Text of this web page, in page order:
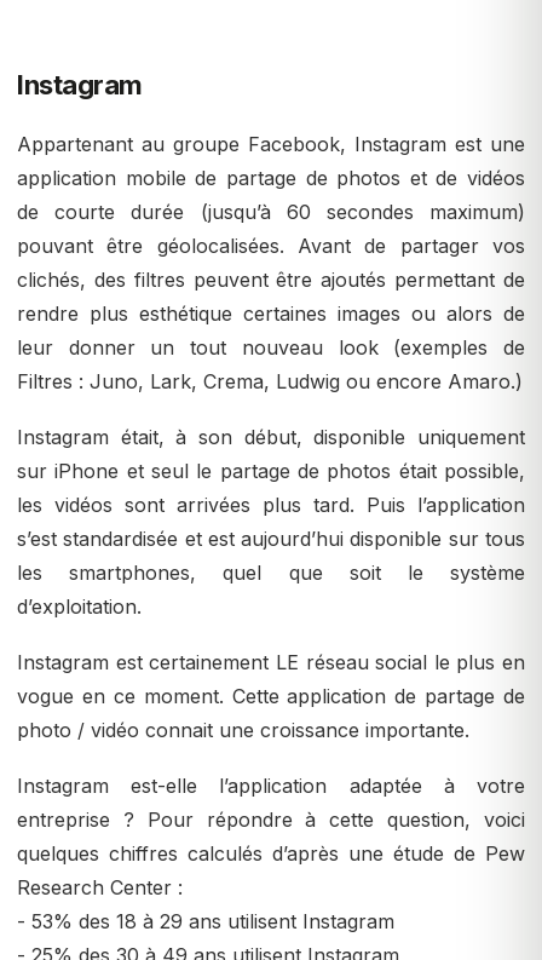
Instagram
Appartenant au groupe Facebook, Instagram est une
application mobile de partage de photos et de vidéos
de courte durée (jusqu’à 60 secondes maximum)
pouvant être géolocalisées. Avant de partager vos
clichés, des filtres peuvent être ajoutés permettant de
rendre plus esthétique certaines images ou alors de
leur donner un tout nouveau look (exemples de
Filtres : Juno, Lark, Crema, Ludwig ou encore Amaro.)
Instagram était, à son début, disponible uniquement
sur iPhone et seul le partage de photos était possible,
les vidéos sont arrivées plus tard. Puis l’application
s’est standardisée et est aujourd’hui disponible sur tous
les smartphones, quel que soit le système
d’exploitation.
Instagram est certainement LE réseau social le plus en
vogue en ce moment. Cette application de partage de
photo / vidéo connait une croissance importante.
Instagram est-elle l’application adaptée à votre
entreprise ? Pour répondre à cette question, voici
quelques chiffres calculés d’après une étude de Pew
Research Center :
- 53% des 18 à 29 ans utilisent Instagram
- 25% des 30 à 49 ans utilisent Instagram